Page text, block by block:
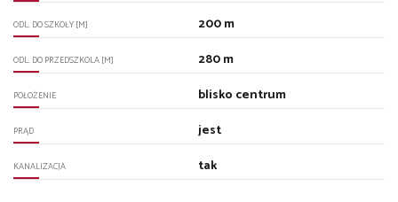
ODL. DO SZKOŁY [M] 200 m
ODL. DO PRZEDSZKOLA [M] 280 m
POŁOŻENIE blisko centrum
PRĄD jest
KANALIZACJA tak